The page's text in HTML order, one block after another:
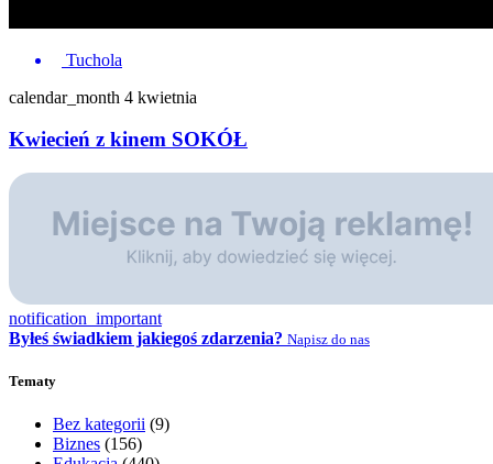
Tuchola
calendar_month 4 kwietnia
Kwiecień z kinem SOKÓŁ
notification_important
Byłeś świadkiem jakiegoś zdarzenia? Napisz do nas
Tematy
Bez kategorii (9)
Biznes (156)